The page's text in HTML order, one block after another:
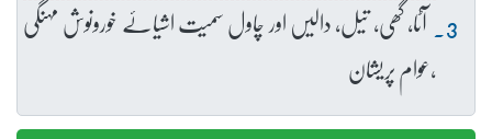
آٹا، گھی، تیل، دالیں اور چاول سمیت اشیائے خورونوش مہنگی
،عوام پریشان